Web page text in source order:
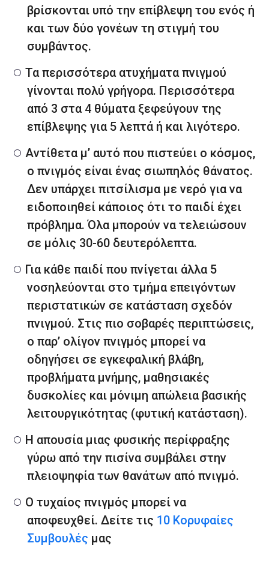
βρίσκονται υπό την επίβλεψη του ενός ή
και των δύο γονέων τη στιγμή του
συμβάντος.
Τα περισσότερα ατυχήματα πνιγμού
γίνονται πολύ γρήγορα. Περισσότερα
από 3 στα 4 θύματα ξεφεύγουν της
επίβλεψης για 5 λεπτά ή και λιγότερο.
Αντίθετα μ’ αυτό που πιστεύει ο κόσμος,
ο πνιγμός είναι ένας σιωπηλός θάνατος.
Δεν υπάρχει πιτσίλισμα με νερό για να
ειδοποιηθεί κάποιος ότι το παιδί έχει
πρόβλημα. Όλα μπορούν να τελειώσουν
σε μόλις 30-60 δευτερόλεπτα.
Για κάθε παιδί που πνίγεται άλλα 5
νοσηλεύονται στο τμήμα επειγόντων
περιστατικών σε κατάσταση σχεδόν
πνιγμού. Στις πιο σοβαρές περιπτώσεις,
ο παρ’ ολίγον πνιγμός μπορεί να
οδηγήσει σε εγκεφαλική βλάβη,
προβλήματα μνήμης, μαθησιακές
δυσκολίες και μόνιμη απώλεια βασικής
λειτουργικότητας (φυτική κατάσταση).
Η απουσία μιας φυσικής περίφραξης
γύρω από την πισίνα συμβάλει στην
πλειοψηφία των θανάτων από πνιγμό.
Ο τυχαίος πνιγμός μπορεί να
αποφευχθεί. Δείτε τις 10 Κορυφαίες
Συμβουλές μας